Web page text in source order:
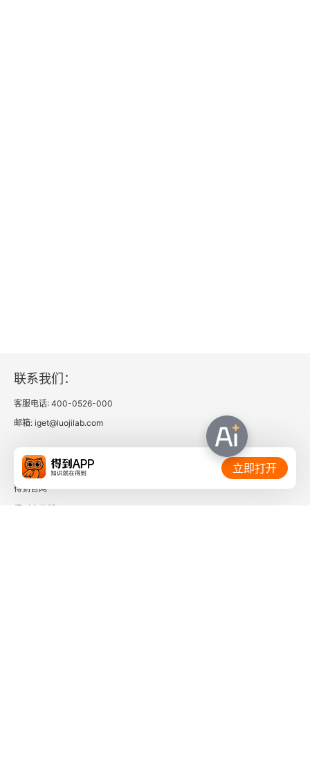
联系我们：
客服电话: 400-0526-000
邮箱: iget@luojilab.com
相关链接：
得到官网
立即打开